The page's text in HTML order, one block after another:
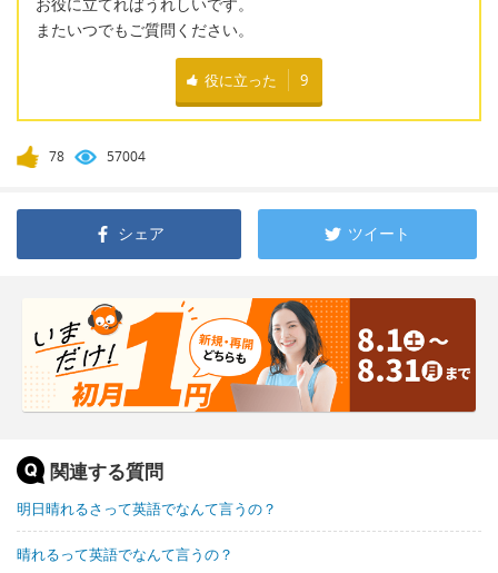
またいつでもご質問ください。
役に立った 9
78 57004
シェア ツイート
関連する質問
明日晴れるさって英語でなんて言うの？
晴れるって英語でなんて言うの？